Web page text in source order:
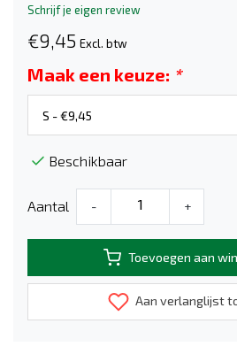
Schrijf je eigen review
€9,45 Excl. btw
Maak een keuze: *
Beschikbaar
Aantal - +
Toevoegen aan
Aan verlanglijst